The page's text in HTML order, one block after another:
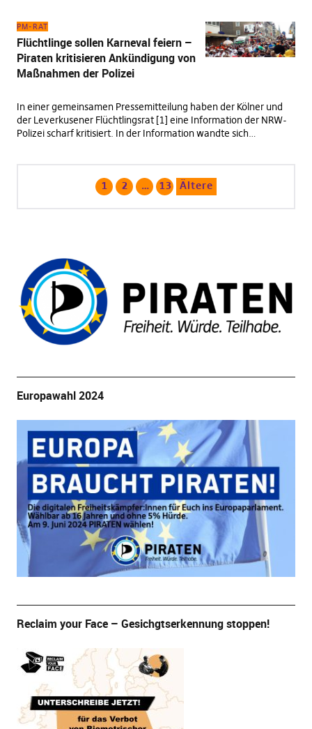
PM-RAT
Flüchtlinge sollen Karneval feiern –
Piraten kritisieren Ankündigung von
Maßnahmen der Polizei
In einer gemeinsamen Pressemitteilung haben der Kölner und
der Leverkusener Flüchtlingsrat [1] eine Information der NRW-
Polizei scharf kritisiert. In der Information wandte sich…
1 2 … 13 Ältere
Europawahl 2024
Reclaim your Face – Gesichgtserkennung stoppen!